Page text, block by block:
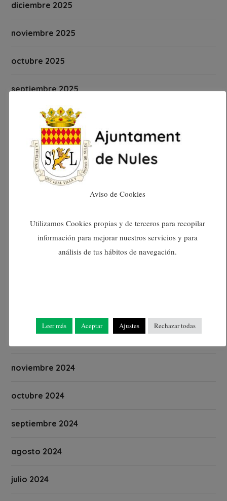
diciembre 2025
noviembre 2025
octubre 2025
septiembre 2025
agosto 2025
julio 2025
junio 2025
abril 2025
marzo 2025
noviembre 2024
octubre 2024
septiembre 2024
agosto 2024
julio 2024
Aviso de Cookies
Utilizamos Cookies propias y de terceros para recopilar
información para mejorar nuestros servicios y para
análisis de tus hábitos de navegación.
Leer más Aceptar Ajustes Rechazar todas